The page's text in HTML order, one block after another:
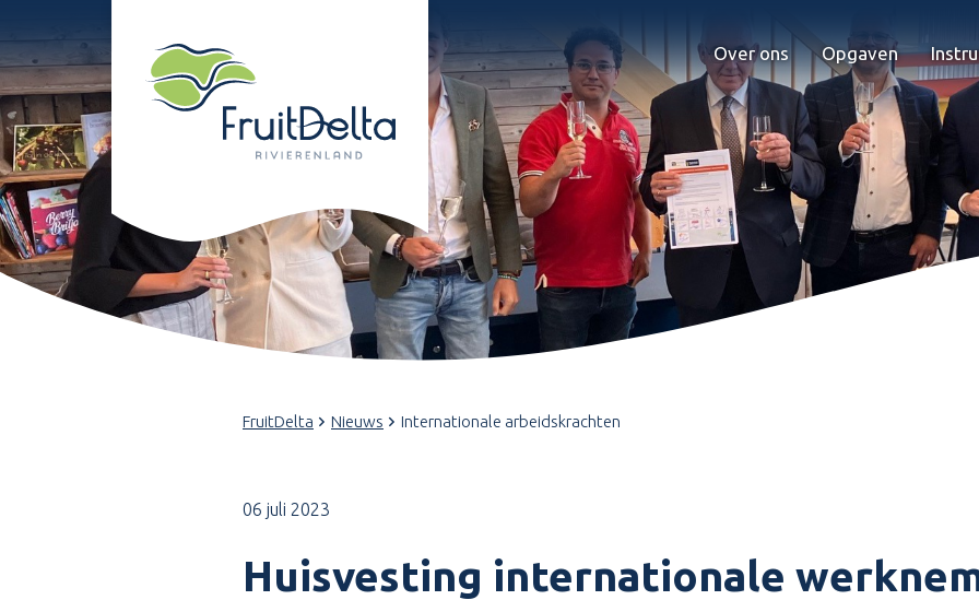
Over ons Opgaven
FruitDelta Nieuws Internationale arbeidskrachten
06 juli 2023
Huisvesting internationale